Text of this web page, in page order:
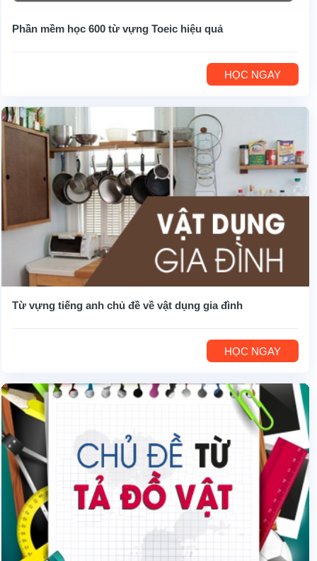
Phần mềm học 600 từ vựng Toeic hiệu quả
HỌC NGAY
Từ vựng tiếng anh chủ đề về vật dụng gia đình
HỌC NGAY